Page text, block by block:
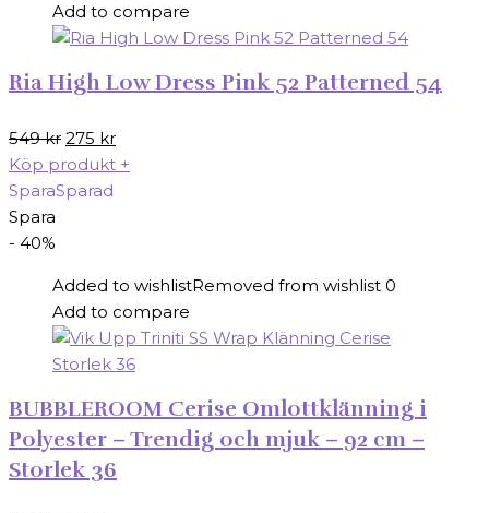
Add to compare
Ria High Low Dress Pink 52 Patterned 54
549kr Det
ursprungliga
priset
275 krDet
nuvarande
Köp produkt +
SparaSparad
Spara
- 40%
Added to wishlistRemoved from wishlist 0
Add to compare
BUBBLEROOM Cerise Omlottklänning i
Polyester – Trendig och mjuk – 92 cm –
Storlek 36